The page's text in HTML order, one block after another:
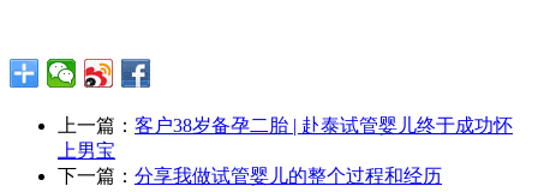
上一篇： 客户38岁备孕二胎 | 赴泰试管婴儿终于成功怀
上男宝
下一篇： 分享我做试管婴儿的整个过程和经历